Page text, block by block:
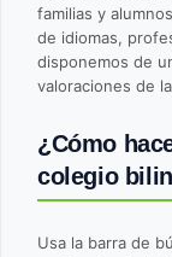
familias y
de idiomas,
disponemos de
valoraciones de
¿Cómo
colegio
Usa la barra de